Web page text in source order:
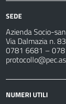
SEDE
Azienda Socio-
Via Dalmazia n.
0781 6681 –
NUMERI UTILI